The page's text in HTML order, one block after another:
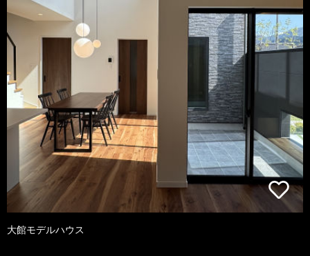
大館モデルハウス